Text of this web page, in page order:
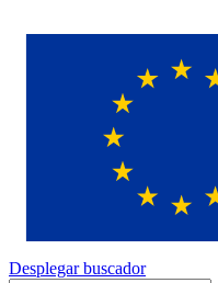
Desplegar buscador